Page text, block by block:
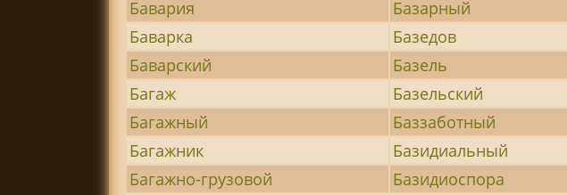
Бавария
Базарный
Баварка
Базедов
Баварский
Базель
Багаж
Базельский
Багажный
Баззаботный
Багажник
Базидиальный
Багажно-грузовой
Базидиоспора